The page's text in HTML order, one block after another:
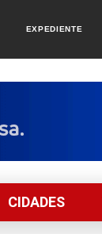
EXPEDIENTE
CIDADES